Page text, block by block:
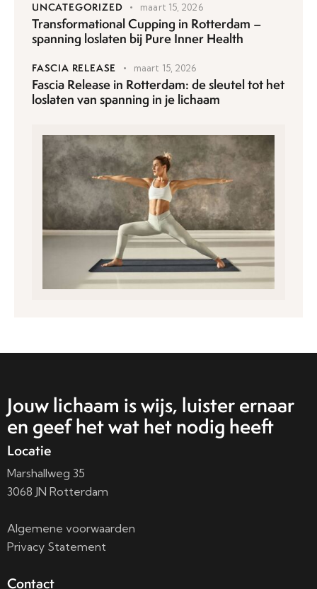
UNCATEGORIZED maart 15, 2026
Transformational Cupping in Rotterdam –
spanning loslaten bij Pure Inner Health
FASCIA RELEASE maart 15, 2026
Fascia Release in Rotterdam: de sleutel tot het
loslaten van spanning in je lichaam
Jouw lichaam is wijs, luister ernaar
en geef het wat het nodig heeft
Locatie
Marshallweg 35
3068 JN Rotterdam
Algemene voorwaarden
Privacy Statement
Contact